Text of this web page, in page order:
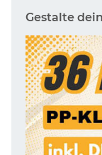
Gestalte